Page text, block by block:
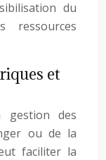
du
ressources
et
gestion des
ou de la
faciliter la